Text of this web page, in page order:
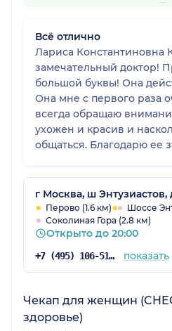
Всё отлично
Лариса Константиновна
замечательный доктор!
большой буквы! Она
Она мне с первого раза
всегда обращаю
ухожен и красив и
общаться. Благодарю ее
г Москва, ш Энтузиастов,
Перово (1.6 км)
Шоссе
Соколиная Гора (2.8 км)
Открыто до 20:00
+7 (495) 106-51-98 показать
Чекап для женщин
здоровье)